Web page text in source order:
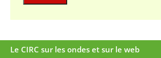
Le CIRC sur les ondes et sur le web